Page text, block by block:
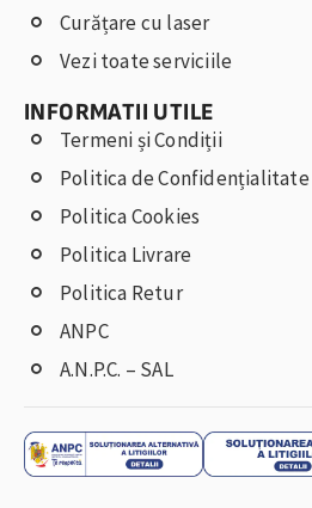
Curățare cu laser
Vezi toate serviciile
INFORMATII UTILE
Termeni și Condiții
Politica de Confidențialitate
Politica Cookies
Politica Livrare
Politica Retur
ANPC
A.N.P.C. – SAL